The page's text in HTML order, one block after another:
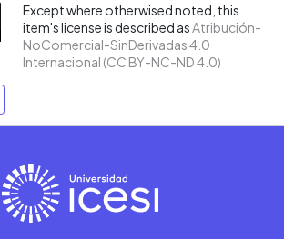
Except where otherwised noted, this
item's license is described asAtribución-
NoComercial-SinDerivadas 4.0
Internacional (CC BY-NC-ND 4.0)